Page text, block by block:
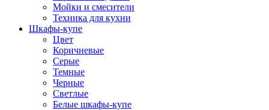
Мойки и смесители
Техника для кухни
Шкафы-купе
Цвет
Коричневые
Серые
Темные
Черные
Светлые
Белые шкафы-купе